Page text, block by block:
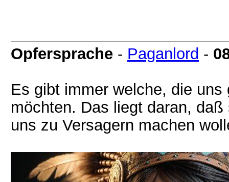
Opfersprache - Paganlord -
Es gibt immer welche, die
möchten. Das liegt daran,
uns zu Versagern machen